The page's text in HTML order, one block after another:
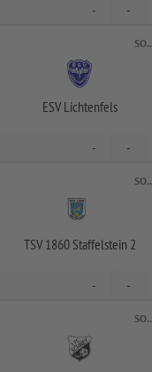
- -
SO..
ESV Lichtenfels
- -
SO..
TSV 1860 Staffelstein 2
- -
SO..